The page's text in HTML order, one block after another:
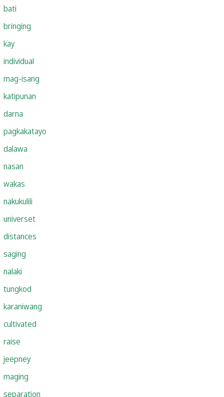
bati
bringing
kay
individual
mag-isang
katipunan
darna
pagkakatayo
dalawa
nasan
wakas
nakukulili
universet
distances
saging
nalaki
tungkod
karaniwang
cultivated
raise
jeepney
maging
separation